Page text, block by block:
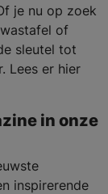
je nu op zoek
of
sleutel tot
Lees er hier
in onze
inspirerende